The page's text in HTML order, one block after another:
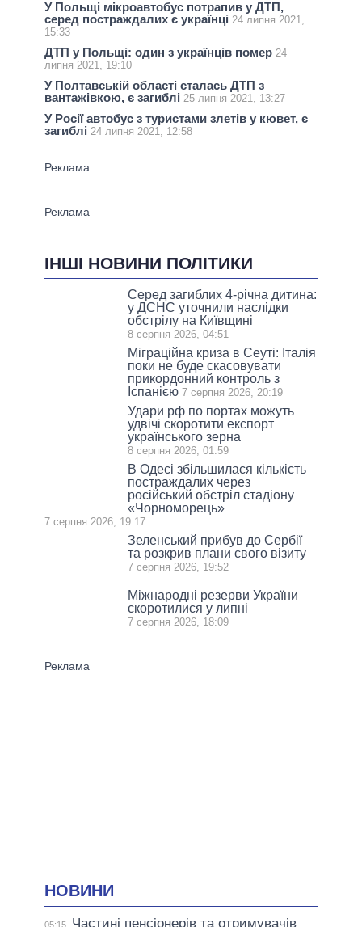
У Польщі мікроавтобус потрапив у ДТП,
серед постраждалих є українці 24 липня 2021,
15:33
ДТП у Польщі: один з українців помер 24
липня 2021, 19:10
У Полтавській області сталась ДТП з
вантажівкою, є загиблі 25 липня 2021, 13:27
У Росії автобус з туристами злетів у кювет, є
загиблі 24 липня 2021, 12:58
ІНШІ НОВИНИ ПОЛІТИКИ
Серед загиблих 4-річна дитина:
у ДСНС уточнили наслідки
обстрілу на Київщині
8 серпня 2026, 04:51
Міграційна криза в Сеуті: Італія
поки не буде скасовувати
прикордонний контроль з
Іспанією 7 серпня 2026, 20:19
Удари рф по портах можуть
удвічі скоротити експорт
українського зерна
8 серпня 2026, 01:59
В Одесі збільшилася кількість
постраждалих через
російський обстріл стадіону
«Чорноморець»
7 серпня 2026, 19:17
Зеленський прибув до Сербії
та розкрив плани свого візиту
7 серпня 2026, 19:52
Міжнародні резерви України
скоротилися у липні
7 серпня 2026, 18:09
НОВИНИ
05:15
Частині пенсіонерів та отримувачів